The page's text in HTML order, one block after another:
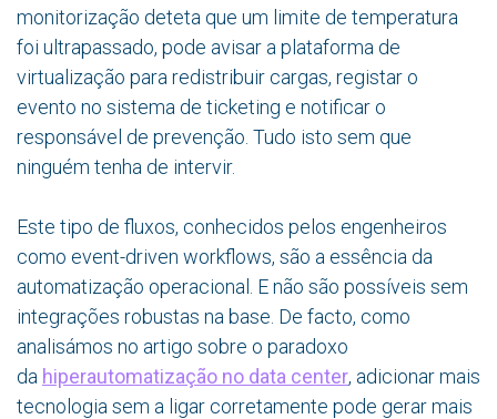
monitorização deteta que um limite de temperatura
foi ultrapassado, pode avisar a plataforma de
virtualização para redistribuir cargas, registar o
evento no sistema de ticketing e notificar o
responsável de prevenção. Tudo isto sem que
ninguém tenha de intervir.
Este tipo de fluxos, conhecidos pelos engenheiros
como event-driven workflows, são a essência da
automatização operacional. E não são possíveis sem
integrações robustas na base. De facto, como
analisámos no artigo sobre o paradoxo
da hiperautomatização no data center, adicionar mais
tecnologia sem a ligar corretamente pode gerar mais